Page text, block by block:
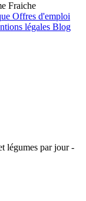
Fraiche
Offres d'emploi
légales Blog
légumes par jour -